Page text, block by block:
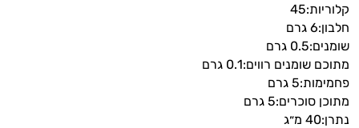
קלוריות:45
חלבון:6 גרם
שומנים:0.5 גרם
מתוכם שומנים רווים:0.1 גרם
פחמימות:5 גרם
מתוכן סוכרים:5 גרם
נתרן:40 מ״ג